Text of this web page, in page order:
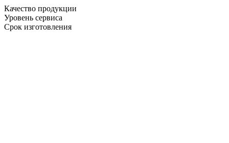
Качество продукции
Уровень сервиса
Срок изготовления